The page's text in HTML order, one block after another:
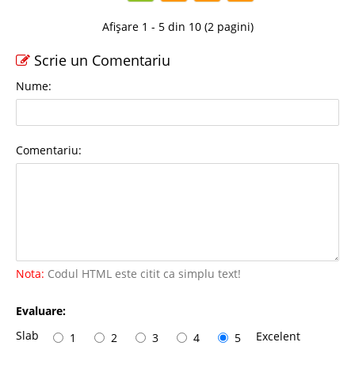
Afișare 1 - 5 din 10 (2 pagini)
Scrie un Comentariu
Nume:
Comentariu:
Nota: Codul HTML este citit ca simplu text!
Evaluare:
Slab
1 2 3 4 5 Excelent